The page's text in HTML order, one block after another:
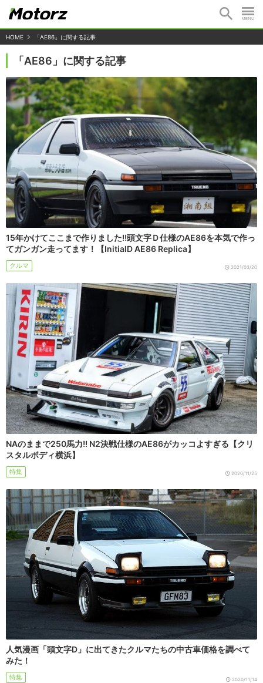
HOME 「AE86」に関する記事
「AE86」に関する記事
15年かけてここまで作りました!!頭文字Ｄ仕様のAE86を本気で作っ
てガンガン走ってます！【InitialD AE86 Replica】
クルマ 2021/03/20
NAのままで250馬力!! N2決戦仕様のAE86がカッコよすぎる【クリ
スタルボディ横浜】
特集 2020/11/25
人気漫画「頭文字D」に出てきたクルマたちの中古車価格を調べて
みた！
特集 2020/11/14